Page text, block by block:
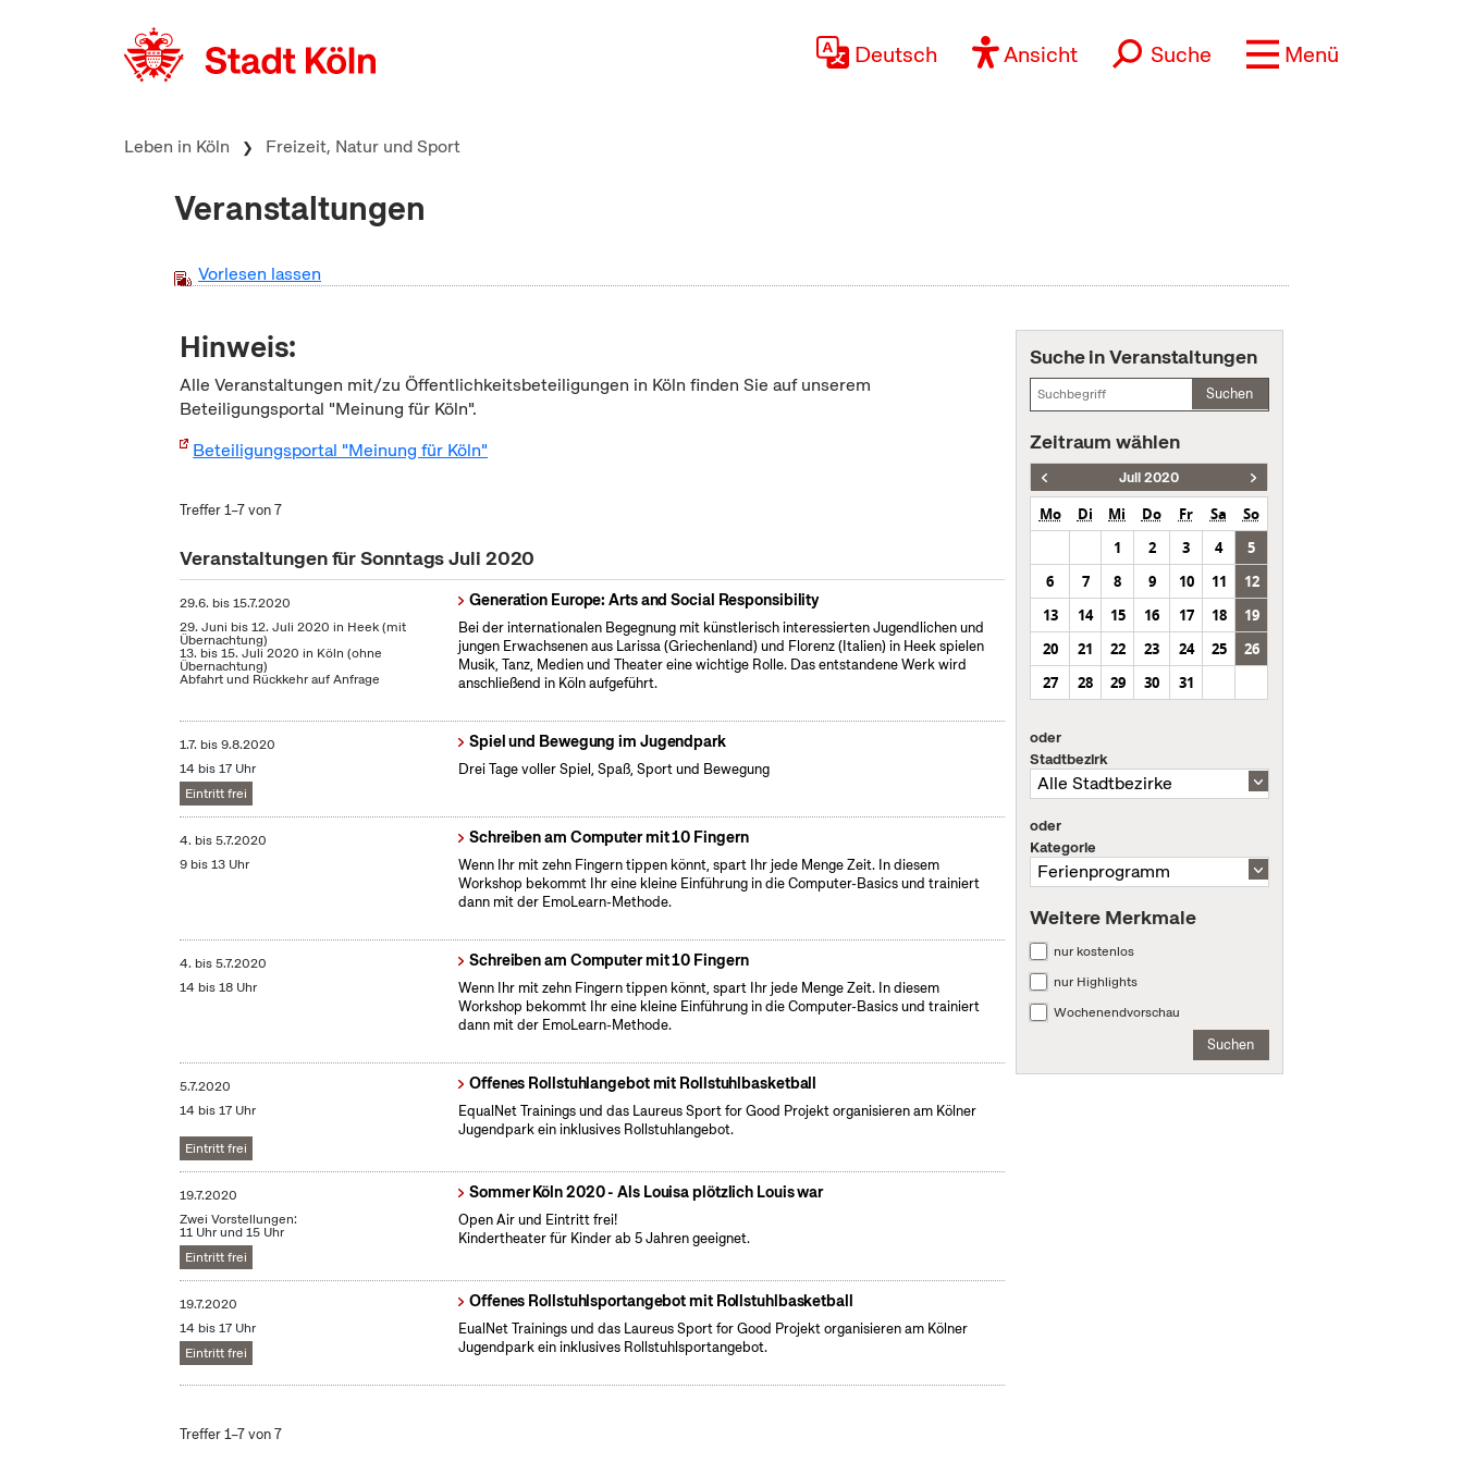
Deutsch Ansicht Suche Menü
Leben in Köln Freizeit, Natur und Sport
Veranstaltungen
Vorlesen lassen
Hinweis:
Alle Veranstaltungen mit/zu Öffentlichkeitsbeteiligungen in Köln finden Sie auf unserem
Beteiligungsportal "Meinung für Köln".
Beteiligungsportal "Meinung für Köln"
Treffer 1–7 von 7
Veranstaltungen für Sonntags Juli 2020
29.6. bis15.7.2020
29. Juni bis 12. Juli 2020 in Heek (mit
Übernachtung)
13. bis 15. Juli 2020 in Köln (ohne
Übernachtung)
Abfahrt und Rückkehr auf Anfrage
Generation Europe: Arts and Social Responsibility
Bei der internationalen Begegnung mit künstlerisch interessierten Jugendlichen und
jungen Erwachsenen aus Larissa (Griechenland) und Florenz (Italien) in Heek spielen
Musik, Tanz, Medien und Theater eine wichtige Rolle. Das entstandene Werk wird
anschließend in Köln aufgeführt.
1.7. bis9.8.2020
14 bis 17 Uhr
Eintritt frei
Spiel und Bewegung im Jugendpark
Drei Tage voller Spiel, Spaß, Sport und Bewegung
4. bis5.7.2020
9 bis 13 Uhr
Schreiben am Computer mit 10 Fingern
Wenn Ihr mit zehn Fingern tippen könnt, spart Ihr jede Menge Zeit. In diesem
Workshop bekommt Ihr eine kleine Einführung in die Computer-Basics und trainiert
dann mit der EmoLearn-Methode.
4. bis5.7.2020
14 bis 18 Uhr
Schreiben am Computer mit 10 Fingern
Wenn Ihr mit zehn Fingern tippen könnt, spart Ihr jede Menge Zeit. In diesem
Workshop bekommt Ihr eine kleine Einführung in die Computer-Basics und trainiert
dann mit der EmoLearn-Methode.
5.7.2020
14 bis 17 Uhr
Eintritt frei
Offenes Rollstuhlangebot mit Rollstuhlbasketball
EqualNet Trainings und das Laureus Sport for Good Projekt organisieren am Kölner
Jugendpark ein inklusives Rollstuhlangebot.
19.7.2020
Zwei Vorstellungen:
11 Uhr und 15 Uhr
Eintritt frei
Sommer Köln 2020 - Als Louisa plötzlich Louis war
Open Air und Eintritt frei!
Kindertheater für Kinder ab 5 Jahren geeignet.
19.7.2020
14 bis 17 Uhr
Eintritt frei
Offenes Rollstuhlsportangebot mit Rollstuhlbasketball
EualNet Trainings und das Laureus Sport for Good Projekt organisieren am Kölner
Jugendpark ein inklusives Rollstuhlsportangebot.
Treffer 1–7 von 7
Suche in Veranstaltungen
Suchen
Zeitraum wählen
Juli 2020
Mo Di Mi Do Fr Sa
So
1
2 3 4
5
6
7 8 9 10 11
12
13
14 15 16 17 18
19
20
21 22 23 24 25
26
27
28 29 30 31
oder
Stadtbezirk
oder
Kategorie
Weitere Merkmale
nur kostenlos
nur Highlights
Wochenendvorschau
Suchen